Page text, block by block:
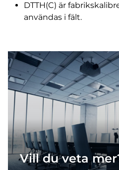
DTTH(C) är
användas i fält.
Vill du veta